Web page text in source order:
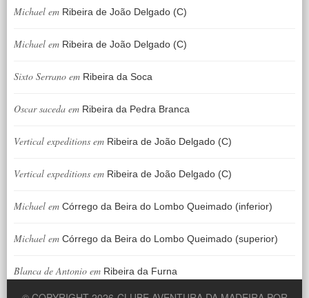
Michael em Ribeira de João Delgado (C)
Michael em Ribeira de João Delgado (C)
Sixto Serrano em Ribeira da Soca
Oscar saceda em Ribeira da Pedra Branca
Vertical expeditions em Ribeira de João Delgado (C)
Vertical expeditions em Ribeira de João Delgado (C)
Michael em Córrego da Beira do Lombo Queimado (inferior)
Michael em Córrego da Beira do Lombo Queimado (superior)
Blanca de Antonio em Ribeira da Furna